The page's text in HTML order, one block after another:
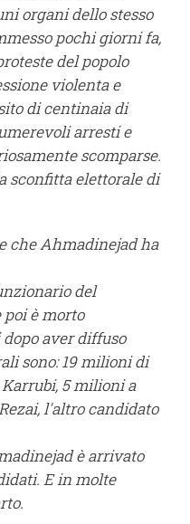
organi dello stesso
pochi giorni fa,
del popolo
violenta e
di centinaia di
arresti e
scomparse.
sconfitta elettorale di
che Ahmadinejad ha
del
è morto
aver diffuso
sono: 19 milioni di
5 milioni a
l'altro candidato
è arrivato
E in molte